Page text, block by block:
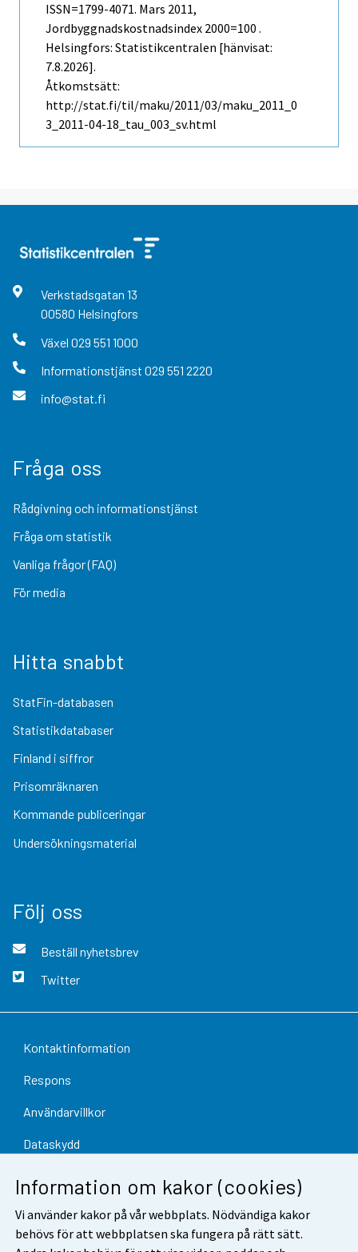
Information om kakor (cookies)
Vi använder kakor på vår webbplats. Nödvändiga kakor
behövs för att webbplatsen ska fungera på rätt sätt.
ISSN=1799-4071. Mars 2011,
Jordbyggnadskostnadsindex 2000=100 .
Helsingfors: Statistikcentralen [hänvisat:
7.8.2026].
Åtkomstsätt:
http://stat.fi/til/maku/2011/03/maku_2011_0
3_2011-04-18_tau_003_sv.html
Verkstadsgatan 13
00580 Helsingfors
Växel 029 551 1000
Informationstjänst 029 551 2220
info@stat.fi
Fråga oss
Rådgivning och informationstjänst
Fråga om statistik
Vanliga frågor (FAQ)
För media
Hitta snabbt
StatFin-databasen
Statistikdatabaser
Finland i siffror
Prisomräknaren
Kommande publiceringar
Undersökningsmaterial
Följ oss
Beställ nyhetsbrev
Twitter
Kontaktinformation
Respons
Användarvillkor
Dataskydd
Information om webbplatsen
Cookie-inställningar